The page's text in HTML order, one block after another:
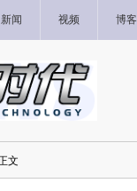
新闻 视频 博客
文